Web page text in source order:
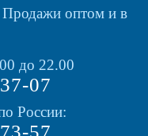
Продажи оптом и в
до 22.00
07
России:
57